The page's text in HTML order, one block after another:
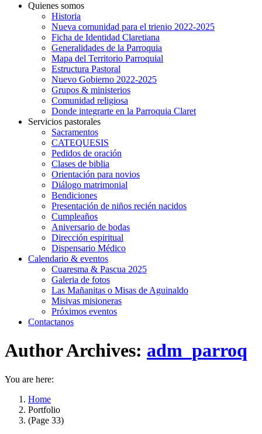
Quienes somos
Historia
Nueva comunidad para el trienio 2022-2025
Ficha de Identidad Claretiana
Generalidades de la Parroquia
Mapa del Territorio Parroquial
Estructura Pastoral
Nuevo Gobierno 2022-2025
Grupos & ministerios
Comunidad religiosa
Donde integrarte en la Parroquia Claret
Servicios pastorales
Sacramentos
CATEQUESIS
Pedidos de oración
Clases de biblia
Orientación para novios
Diálogo matrimonial
Bendiciones
Presentación de niños recién nacidos
Cumpleaños
Aniversario de bodas
Dirección espiritual
Dispensario Médico
Calendario & eventos
Cuaresma & Pascua 2025
Galeria de fotos
Las Mañanitas o Misas de Aguinaldo
Misivas misioneras
Próximos eventos
Contactanos
Author Archives: adm_parroq
You are here:
Home
Portfolio
(Page 33)